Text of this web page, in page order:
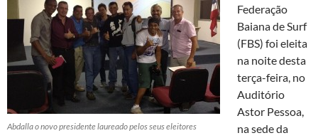
Abdalla o novo presidente laureado pelos seus eleitores
Federação
Baiana de Surf
(FBS) foi eleita
na noite desta
terça-feira, no
Auditório
Astor Pessoa,
na sede da